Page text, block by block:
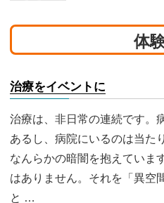
体
治療をイベントに
治療は、非日常の連続です。
あるし、病院にいるのは当た
なんらかの暗闇を抱えていま
はありません。それを「異空
と …